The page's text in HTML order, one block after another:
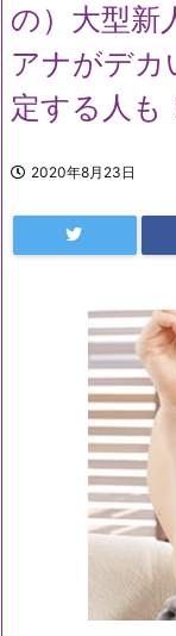
の）大型
アナがデ
定する人も
2020年8月23日